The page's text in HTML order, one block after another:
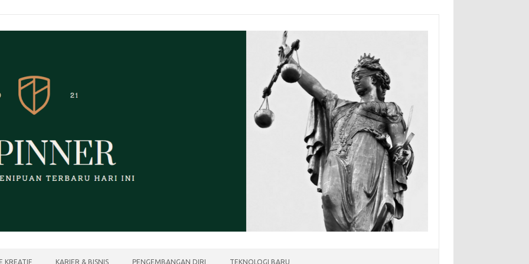
KREATIF KARIER & BISNIS PENGEMBANGAN DIRI TEKNOLOGI BARU